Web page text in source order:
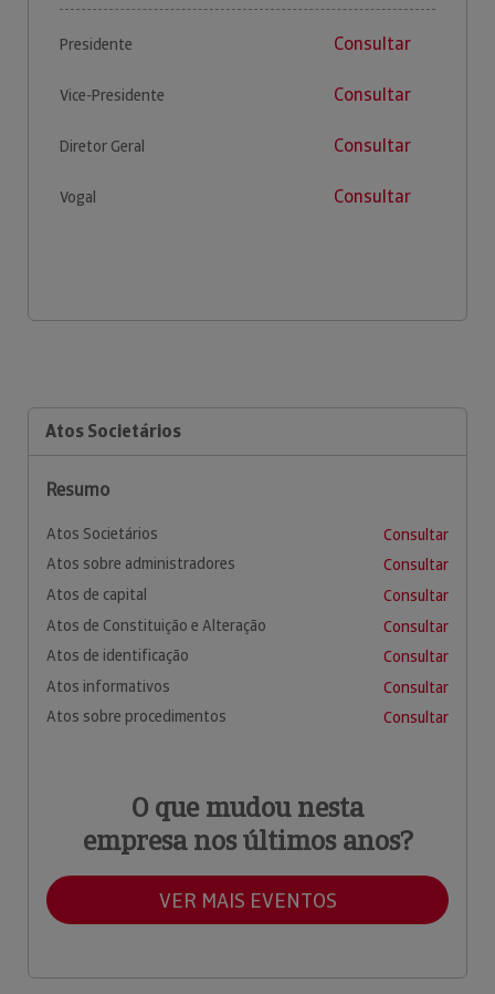
Presidente Consultar
Vice-Presidente Consultar
Diretor Geral Consultar
Vogal Consultar
Atos Societários
Resumo
Atos Societários
Consultar
Atos sobre administradores
Consultar
Atos de capital
Consultar
Atos de Constituição e Alteração
Consultar
Atos de identificação
Consultar
Atos informativos
Consultar
Atos sobre procedimentos
Consultar
O que mudou nesta
empresa nos últimos anos?
VER MAIS EVENTOS